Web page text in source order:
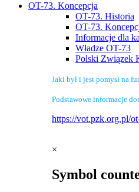
OT-73. Koncepcja
OT-73. Historia
OT-73.
Informacje dla
Władze OT-73
Polski Związek
Jaki był i jest pomysł na
Podstawowe informacje
https://vot.pzk.org.pl/
×
Symbol